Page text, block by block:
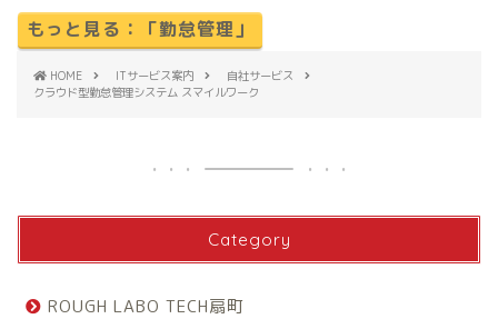
もっと見る：「勤怠管理」
HOME ITサービス案内
自社サービス
クラウド型勤怠管理システム スマイルワーク
Category
ROUGH LABO TECH扇町